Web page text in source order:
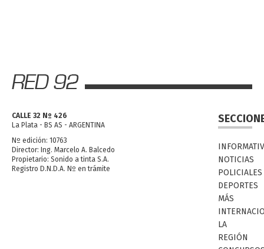
CALLE 32 Nº 426
La Plata - BS AS - ARGENTINA
Nº edición: 10763
Director: Ing. Marcelo A. Balcedo
Propietario: Sonido a tinta S.A.
Registro D.N.D.A. Nº en trámite
NOTICIAS
POLICIALES
DEPORTES
MÁS
LA
REGIÓN